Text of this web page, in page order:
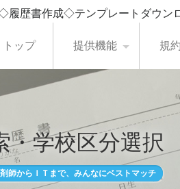
履歴書作成◇テンプレートダウ
トップ 提供機能 規
・学校区分選択
師からＩＴまで、みんなにベストマッチ